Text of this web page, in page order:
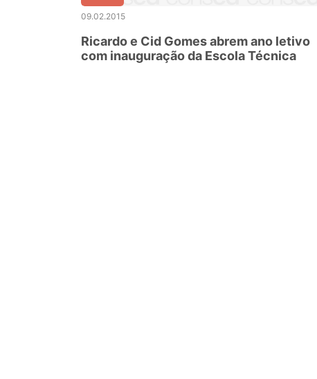
09.02.2015
Ricardo e Cid Gomes abrem ano letivo
com inauguração da Escola Técnica